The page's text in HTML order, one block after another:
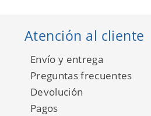
Atención al cliente
Envío y entrega
Preguntas frecuentes
Devolución
Pagos